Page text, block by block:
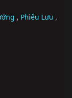
, Phiêu Lưu ,